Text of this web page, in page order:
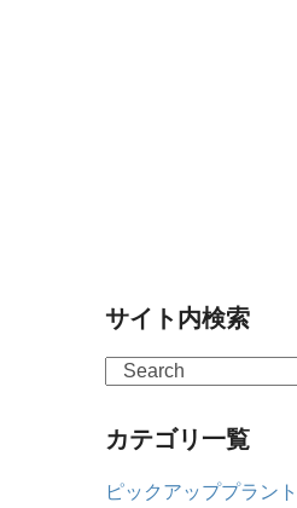
サイト内検索
Search
カテゴリ一覧
ピックアッププラン